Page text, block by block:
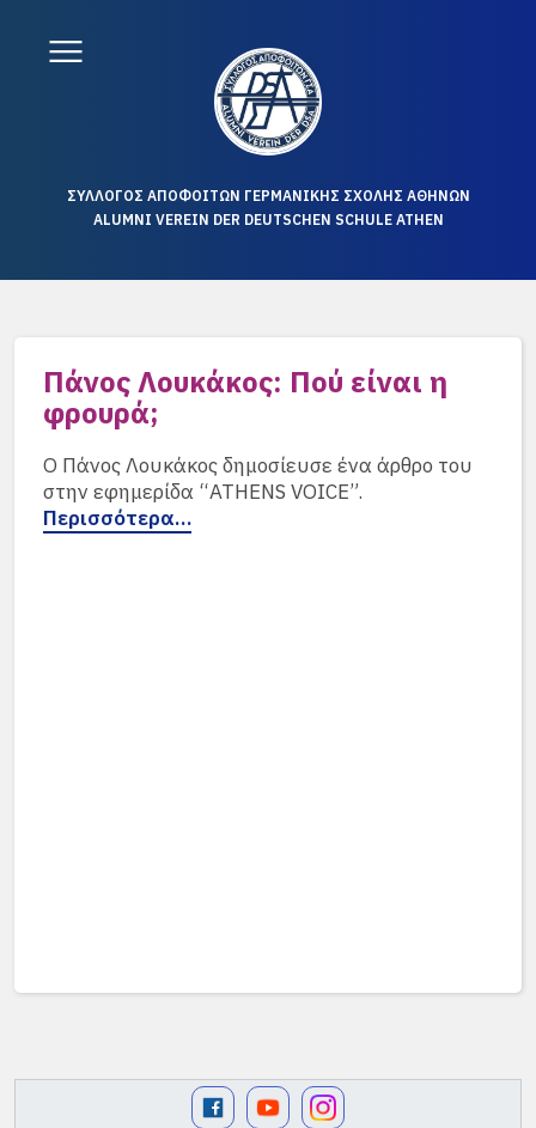
ΣΥΛΛΟΓΟΣ ΑΠΟΦΟΙΤΩΝ ΓΕΡΜΑΝΙΚΗΣ ΣΧΟΛΗΣ ΑΘΗΝΩΝ
ALUMNI VEREIN DER DEUTSCHEN SCHULE ATHEN
Πάνος Λουκάκος: Πού είναι η
φρουρά;
Ο Πάνος Λουκάκος δημοσίευσε ένα άρθρο του
στην εφημερίδα “ATHENS VOICE”.
Περισσότερα…